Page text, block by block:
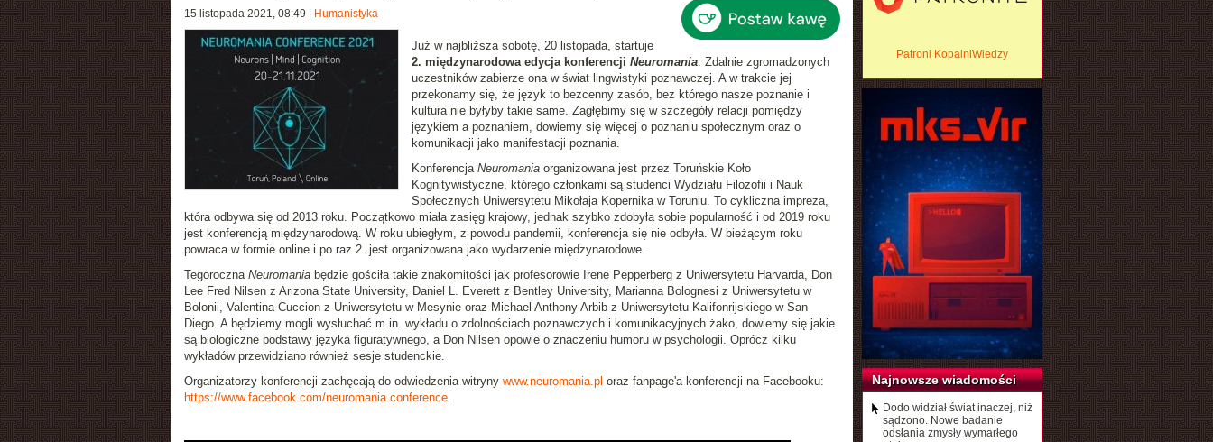
15 listopada 2021, 08:49 Humanistyka
Już w najbliższa sobotę, 20 listopada, startuje
2. międzynarodowa edycja konferencji Neuromania. Zdalnie zgromadzonych
uczestników zabierze ona w świat lingwistyki poznawczej. A w trakcie jej
przekonamy się, że język to bezcenny zasób, bez którego nasze poznanie i
kultura nie byłyby takie same. Zagłębimy się w szczegóły relacji pomiędzy
językiem a poznaniem, dowiemy się więcej o poznaniu społecznym oraz o
komunikacji jako manifestacji poznania.
Konferencja Neuromaniaorganizowana jest przez Toruńskie Koło
Kognitywistyczne, którego członkami są studenci Wydziału Filozofii i Nauk
Społecznych Uniwersytetu Mikołaja Kopernika w Toruniu. To cykliczna impreza,
która odbywa się od 2013 roku. Początkowo miała zasięg krajowy, jednak szybko zdobyła sobie popularność i od 2019 roku
jest konferencją międzynarodową. W roku ubiegłym, z powodu pandemii, konferencja się nie odbyła. W bieżącym roku
powraca w formie online i po raz 2. jest organizowana jako wydarzenie międzynarodowe.
Tegoroczna Neuromaniabędzie gościła takie znakomitości jak profesorowie Irene Pepperberg z Uniwersytetu Harvarda, Don
Lee Fred Nilsen z Arizona State University, Daniel L. Everett z Bentley University, Marianna Bolognesi z Uniwersytetu w
Bolonii, Valentina Cuccion z Uniwersytetu w Mesynie oraz Michael Anthony Arbib z Uniwersytetu Kalifonrijskiego w San
Diego. A będziemy mogli wysłuchać m.in. wykładu o zdolnościach poznawczych i komunikacyjnych żako, dowiemy się jakie
są biologiczne podstawy języka figuratywnego, a Don Nilsen opowie o znaczeniu humoru w psychologii. Oprócz kilku
wykładów przewidziano również sesje studenckie.
Organizatorzy konferencji zachęcają do odwiedzenia witryny www.neuromania.pl oraz fanpage'a konferencji na Facebooku:
https://www.facebook.com/neuromania.conference.
Patroni KopalniWiedzy
Najnowsze wiadomości
Dodo widział świat inaczej, niż
sądzono. Nowe badanie
odsłania zmysły wymarłego